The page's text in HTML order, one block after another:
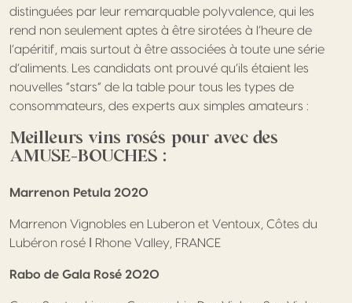
distinguées par leur remarquable polyvalence, qui les
rend non seulement aptes à être sirotées à l’heure de
l’apéritif, mais surtout à être associées à toute une série
d’aliments. Les candidats ont prouvé qu’ils étaient les
nouvelles “stars” de la table pour tous les types de
consommateurs, des experts aux simples amateurs :
Meilleurs vins rosés pour avec des
AMUSE-BOUCHES :
Marrenon Petula 2020
Marrenon Vignobles en Luberon et Ventoux, Côtes du
Lubéron rosé ǀ Rhone Valley, FRANCE
Rabo de Gala Rosé 2020